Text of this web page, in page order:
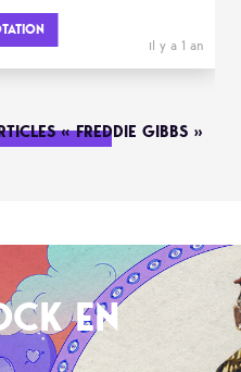
il y a 1 an
« FREDDIE GIBBS »
EN